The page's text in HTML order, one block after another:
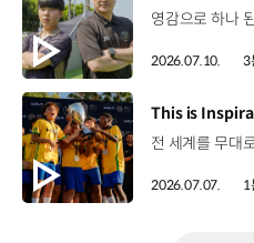
2026.07.10. 3
[동영상]
2026.07.07. 1